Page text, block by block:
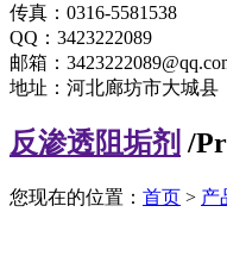
传真：0316-5581538
QQ：3423222089
邮箱：
地址：河北廊坊市大城县
反渗透阻垢剂 /
您现在的位置： 首页 > 产